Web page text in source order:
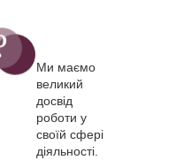
Ми маємо
великий
досвід
роботи у
своїй сфері
діяльності.